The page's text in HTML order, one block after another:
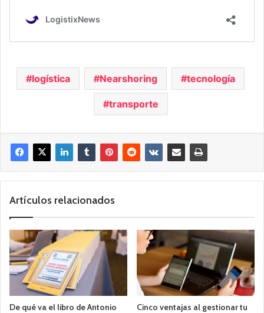
logística Nearshoring tecnología
transporte
Artículos relacionados
De qué va el libro de Antonio Cinco ventajas al gestionar tu